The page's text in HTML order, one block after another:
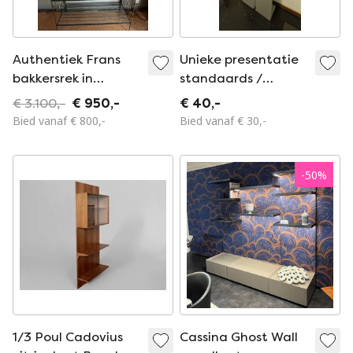
Authentiek Frans
bakkersrek in
smeedijzer
€ 3.100,- € 950,-
Bied vanaf € 800,-
Unieke presentatie
standaards /
wandrek
€ 40,-
Bied vanaf € 30,-
1/3 Poul Cadovius
-50%
Cassina Ghost Wall